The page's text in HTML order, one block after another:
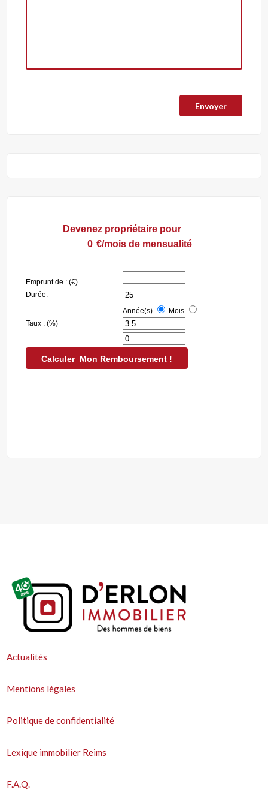
Actualités
Mentions légales
Politique de confidentialité
Lexique immobilier Reims
F.A.Q.